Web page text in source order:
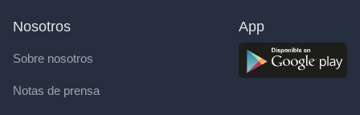
Nosotros
Sobre nosotros
Notas de prensa
App